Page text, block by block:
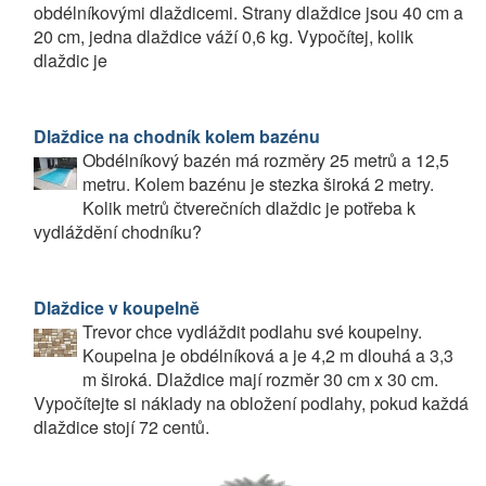
obdélníkovými dlaždicemi. Strany dlaždice jsou 40 cm a
20 cm, jedna dlaždice váží 0,6 kg. Vypočítej, kolik
dlaždic je
Dlaždice na chodník kolem bazénu
Obdélníkový bazén má rozměry 25 metrů a 12,5
metru. Kolem bazénu je stezka široká 2 metry.
Kolik metrů čtverečních dlaždic je potřeba k
vydláždění chodníku?
Dlaždice v koupelně
Trevor chce vydláždit podlahu své koupelny.
Koupelna je obdélníková a je 4,2 m dlouhá a 3,3
m široká. Dlaždice mají rozměr 30 cm x 30 cm.
Vypočítejte si náklady na obložení podlahy, pokud každá
dlaždice stojí 72 centů.